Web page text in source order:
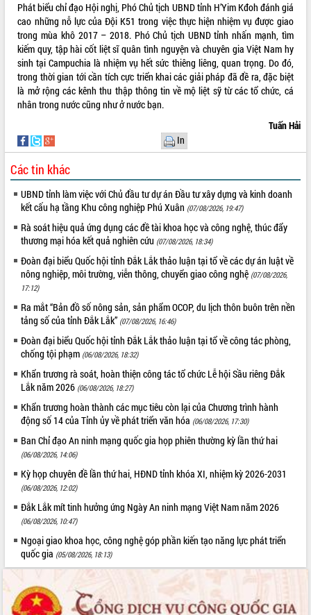
Thứ trưởng Bộ Nông nghiệp và Môi
trường Nguyễn Hoàng Hiệp khảo sát
vùng trồng và doanh nghiệp đóng gói
sầu riêng tại Đắk Lắk
Trình diễn nghệ thuật chế biến các
món ăn từ sầu riêng
Đắk Lắk công bố Quy hoạch và xúc
tiến đầu tư tỉnh
ứng để giữ vững thị trường xuất khẩu
Diễn đàn Kinh tế tư nhân Việt Nam đột
phá cơ chế - Hợp tác công tư
Đề án 06 tạo bước ngoặt đột phá trong
cải cách hành chính tỉnh Đắk Lắk
Kết nối tour, đẩy mạnh chuyển đổi số
để phát triển du lịch Đắk Lắk
Khởi động Dự án Đầu tư xây dựng hạ
tầng kỹ thuật Cụm công nghiệp Tân
Tiến
Gặp mặt các cơ quan báo chí nhân Kỷ
niệm 101 năm Ngày Báo chí Cách
mạng Việt Nam
Đắk Lắk sơ kết 4 năm triển khai thực
hiện Đề án 06 của Chính phủ
Họp báo thông tin về Hội nghị Công bố
Quy hoạch và Xúc tiến đầu tư tỉnh Đắk
Lắk
Khơi thông điểm nghẽn, đẩy nhanh
giải ngân vốn khắc phục thiên tai
HĐND tỉnh thông qua điều chỉnh Quy
hoạch tỉnh thời kỳ 2021-2030
Hội thảo góp ý hồ sơ điều chỉnh quy
hoạch tỉnh Đắk Lắk thời kỳ 2021-2030,
tầm nhìn đến năm 2050
doanh nghiệp nhà nước
Hội nghị triển khai kết nối mạng
truyền số liệu chuyên dùng phục vụ cơ
quan Đảng, Nhà nước
Lễ phát động chuỗi hoạt động chung
Phát biểu chỉ đạo Hội nghị, Phó Chủ tịch UBND tỉnh H’Yim Kđoh đánh giá
cao những nỗ lực của Đội K51 trong việc thực hiện nhiệm vụ được giao
trong mùa khô 2017 – 2018. Phó Chủ tịch UBND tỉnh nhấn mạnh, tìm
kiếm quy, tập hài cốt liệt sĩ quân tình nguyện và chuyên gia Việt Nam hy
sinh tại Campuchia là nhiệm vụ hết sức thiêng liêng, quan trọng. Do đó,
trong thời gian tới cần tích cực triển khai các giải pháp đã đề ra, đặc biệt
là mở rộng các kênh thu thập thông tin về mộ liệt sỹ từ các tổ chức, cá
nhân trong nước cũng như ở nước bạn.
Tuấn Hải
In
Các tin khác
UBND tỉnh làm việc với Chủ đầu tư dự án Đầu tư xây dựng và kinh doanh
kết cấu hạ tầng Khu công nghiệp Phú Xuân (07/08/2026, 19:47)
Rà soát hiệu quả ứng dụng các đề tài khoa học và công nghệ, thúc đẩy
thương mại hóa kết quả nghiên cứu (07/08/2026, 18:34)
Đoàn đại biểu Quốc hội tỉnh Đắk Lắk thảo luận tại tổ về các dự án luật về
nông nghiệp, môi trường, viễn thông, chuyển giao công nghệ (07/08/2026,
17:12)
Ra mắt “Bản đồ số nông sản, sản phẩm OCOP, du lịch thôn buôn trên nền
tảng số của tỉnh Đắk Lắk” (07/08/2026, 16:46)
Đoàn đại biểu Quốc hội tỉnh Đắk Lắk thảo luận tại tổ về công tác phòng,
chống tội phạm (06/08/2026, 18:32)
Khẩn trương rà soát, hoàn thiện công tác tổ chức Lễ hội Sầu riêng Đắk
Lắk năm 2026 (06/08/2026, 18:27)
Khẩn trương hoàn thành các mục tiêu còn lại của Chương trình hành
động số 14 của Tỉnh ủy về phát triển văn hóa (06/08/2026, 17:30)
Ban Chỉ đạo An ninh mạng quốc gia họp phiên thường kỳ lần thứ hai
(06/08/2026, 14:06)
Kỳ họp chuyên đề lần thứ hai, HĐND tỉnh khóa XI, nhiệm kỳ 2026-2031
(06/08/2026, 12:02)
Đắk Lắk mít tinh hưởng ứng Ngày An ninh mạng Việt Nam năm 2026
(06/08/2026, 10:47)
Ngoại giao khoa học, công nghệ góp phần kiến tạo năng lực phát triển
quốc gia (05/08/2026, 18:13)